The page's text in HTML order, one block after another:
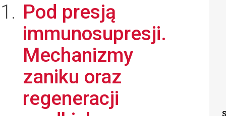
Pod presją
immunosupresji.
Mechanizmy
zaniku oraz
regeneracji